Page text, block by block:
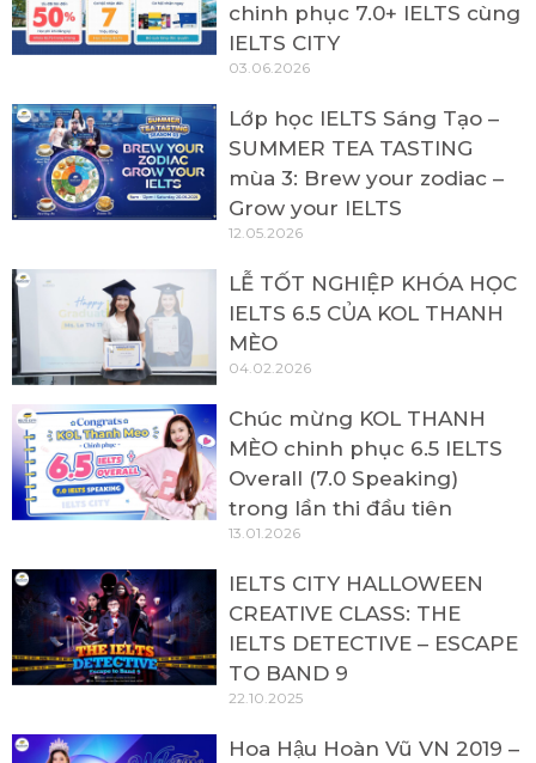
chinh phục 7.0+ IELTS cùng
IELTS CITY
03.06.2026
Lớp học IELTS Sáng Tạo –
SUMMER TEA TASTING
mùa 3: Brew your zodiac –
Grow your IELTS
12.05.2026
LỄ TỐT NGHIỆP KHÓA HỌC
IELTS 6.5 CỦA KOL THANH
MÈO
04.02.2026
Chúc mừng KOL THANH
MÈO chinh phục 6.5 IELTS
Overall (7.0 Speaking)
trong lần thi đầu tiên
13.01.2026
IELTS CITY HALLOWEEN
CREATIVE CLASS: THE
IELTS DETECTIVE – ESCAPE
TO BAND 9
22.10.2025
Hoa Hậu Hoàn Vũ VN 2019 –